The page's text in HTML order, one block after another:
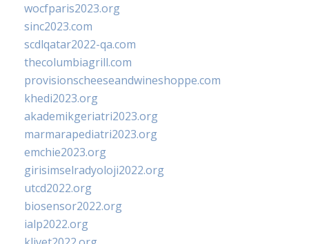
wocfparis2023.org
sinc2023.com
scdlqatar2022-qa.com
thecolumbiagrill.com
provisionscheeseandwineshoppe.com
khedi2023.org
akademikgeriatri2023.org
marmarapediatri2023.org
emchie2023.org
girisimselradyoloji2022.org
utcd2022.org
biosensor2022.org
ialp2022.org